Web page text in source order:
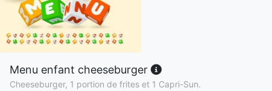
Menu enfant cheeseburger
Cheeseburger, 1 portion de frites et 1 Capri-Sun.